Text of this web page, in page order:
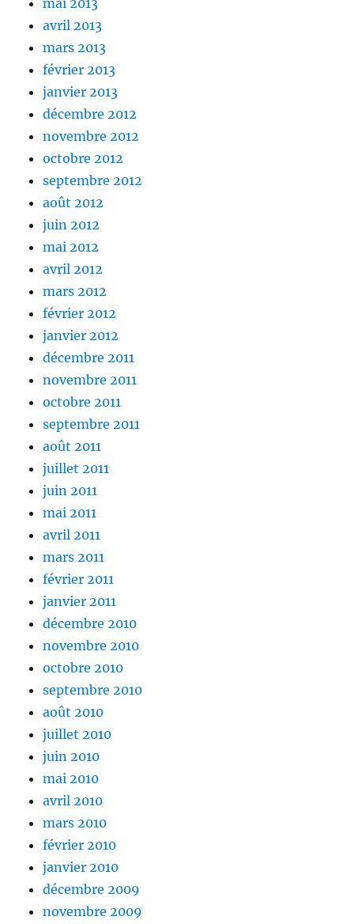
avril 2013
mars 2013
février 2013
janvier 2013
décembre 2012
novembre 2012
octobre 2012
septembre 2012
août 2012
juin 2012
mai 2012
avril 2012
mars 2012
février 2012
janvier 2012
décembre 2011
novembre 2011
octobre 2011
septembre 2011
août 2011
juillet 2011
juin 2011
mai 2011
avril 2011
mars 2011
février 2011
janvier 2011
décembre 2010
novembre 2010
octobre 2010
septembre 2010
août 2010
juillet 2010
juin 2010
mai 2010
avril 2010
mars 2010
février 2010
janvier 2010
décembre 2009
novembre 2009